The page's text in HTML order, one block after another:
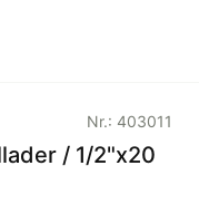
Nr.: 403011
/ 1/2"x20